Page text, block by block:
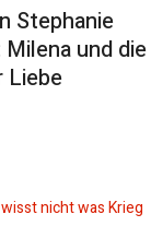
Stephanie
und die
Liebe